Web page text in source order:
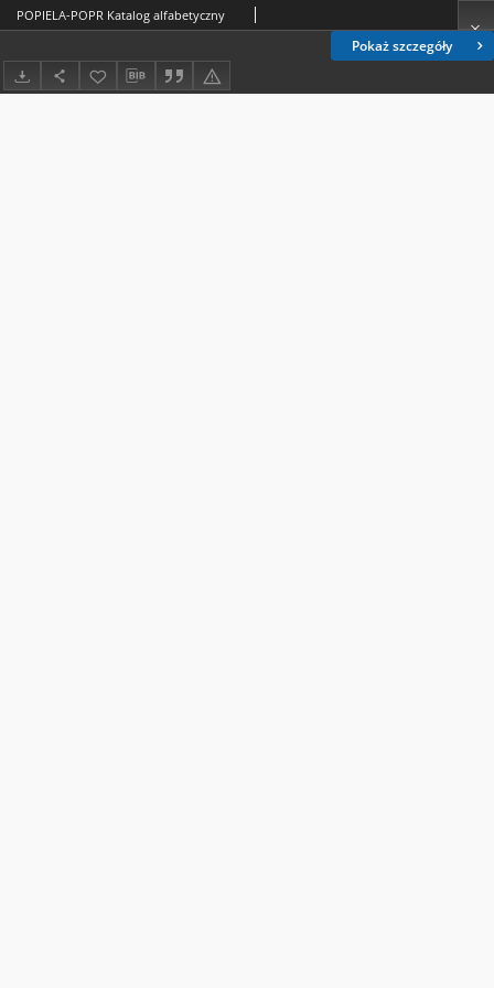
Pokaż szczegóły
POPIELA-POPR Katalog alfabetyczny